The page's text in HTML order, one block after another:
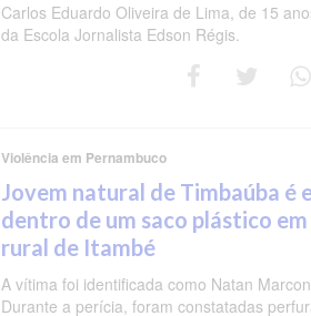
Carlos Eduardo Oliveira de Lima, de 15
da Escola Jornalista Edson Régis.
Violência em Pernambuco
Jovem natural de Timbaúba
dentro de um saco plástico
rural de Itambé
A vítima foi identificada como Natan
Durante a perícia, foram constatadas